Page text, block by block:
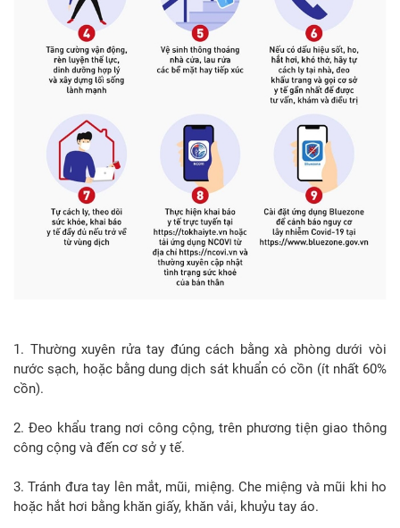
1. Thường xuyên rửa tay đúng cách bằng xà phòng dưới vòi
nước sạch, hoặc bằng dung dịch sát khuẩn có cồn (ít nhất 60%
cồn).
2. Đeo khẩu trang nơi công cộng, trên phương tiện giao thông
công cộng và đến cơ sở y tế.
3. Tránh đưa tay lên mắt, mũi, miệng. Che miệng và mũi khi ho
hoặc hắt hơi bằng khăn giấy, khăn vải, khuỷu tay áo.